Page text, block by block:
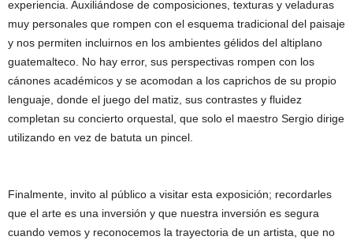
experiencia. Auxiliándose de composiciones, texturas y veladuras
muy personales que rompen con el esquema tradicional del paisaje
y nos permiten incluirnos en los ambientes gélidos del altiplano
guatemalteco. No hay error, sus perspectivas rompen con los
cánones académicos y se acomodan a los caprichos de su propio
lenguaje, donde el juego del matiz, sus contrastes y fluidez
completan su concierto orquestal, que solo el maestro Sergio dirige
utilizando en vez de batuta un pincel.
Finalmente, invito al público a visitar esta exposición; recordarles
que el arte es una inversión y que nuestra inversión es segura
cuando vemos y reconocemos la trayectoria de un artista, que no